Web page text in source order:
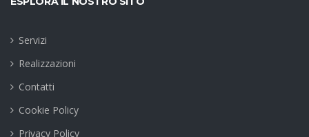
Servizi
Realizzazioni
Contatti
Cookie Policy
Privacy Policy